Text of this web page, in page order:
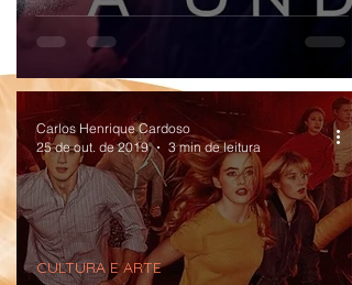
CULTURA E ARTE
Carlos Henrique Cardoso
25 de out. de 2019
3 min de leitura